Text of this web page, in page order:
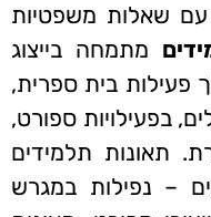
שאלות משפטיות
מתמחה בייצוג
פעילות בית ספרית,
בפעילויות ספורט,
תאונות תלמידים
– נפילות במגרש